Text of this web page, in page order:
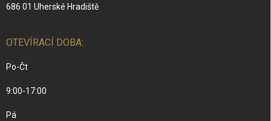
686 01 Uherské Hradiště
OTEVÍRACÍ DOBA:
Po-Čt
9:00-17:00
Pá